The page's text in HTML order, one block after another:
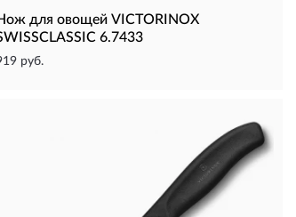
для овощей VICTORINOX
6.7433
руб.